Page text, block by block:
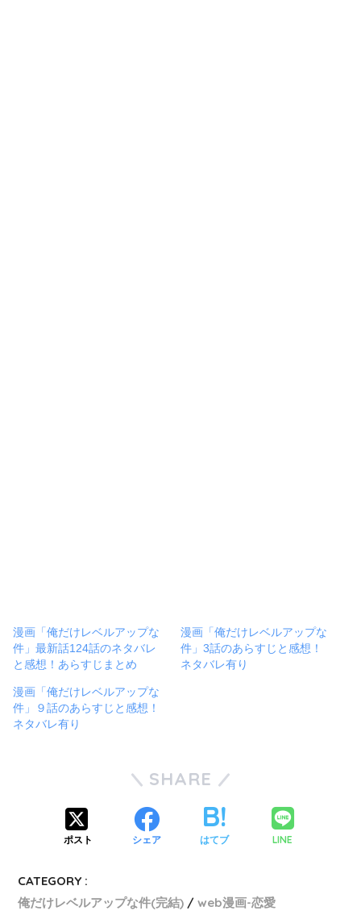
漫画「俺だけレベルアップな
件」最新話124話のネタバレ
と感想！あらすじまとめ
漫画「俺だけレベルアップな
件」3話のあらすじと感想！
ネタバレ有り
漫画「俺だけレベルアップな
件」９話のあらすじと感想！
ネタバレ有り
SHARE
ポスト シェア はてブ LINE
CATEGORY :
俺だけレベルアップな件(完結)
web漫画-恋愛